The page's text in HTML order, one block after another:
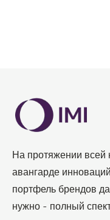
На протяжении
авангарде
портфель брендов
нужно - полный